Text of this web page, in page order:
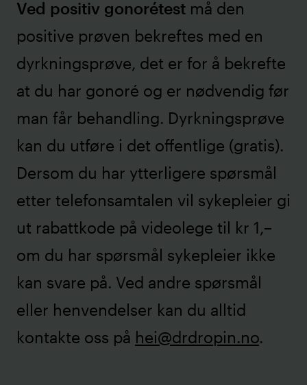
Ved positiv gonorétest må den
positive prøven bekreftes med en
dyrkningsprøve, det er for å bekrefte
at du har gonoré og er nødvendig før
man får behandling. Dyrkningsprøve
kan du utføre i det offentlige (gratis).
Dersom du har ytterligere spørsmål
etter telefonsamtalen vil sykepleier gi
ut rabattkode på videolege til kr 1,–
om du har spørsmål sykepleier ikke
kan svare på. Ved andre spørsmål
eller henvendelser kan du alltid
kontakte oss på hei@drdropin.no.